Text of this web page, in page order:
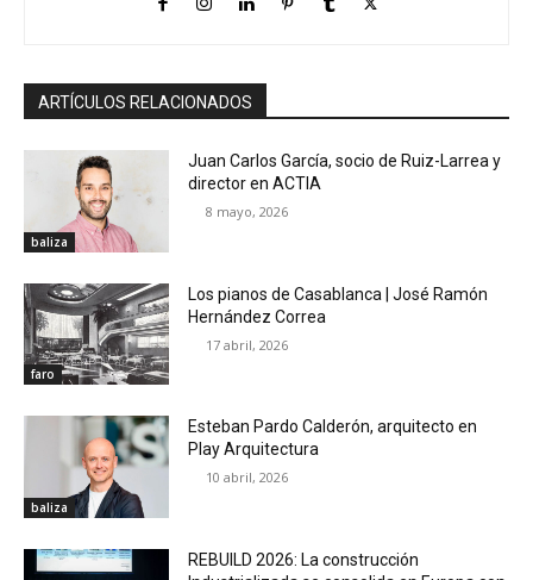
ARTÍCULOS RELACIONADOS
baliza
Juan Carlos García, socio de Ruiz-Larrea y
director en ACTIA
8 mayo, 2026
faro
Los pianos de Casablanca | José Ramón
Hernández Correa
17 abril, 2026
baliza
Esteban Pardo Calderón, arquitecto en
Play Arquitectura
10 abril, 2026
REBUILD 2026: La construcción